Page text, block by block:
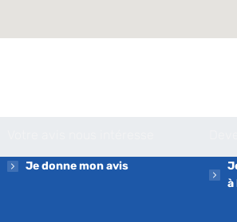
Je donne mon avis
à